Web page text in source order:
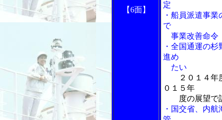
【6面】
定
・船員派遣事
で
事業改善命令
・全国通運の
進め
たい
２０１４
０１５年
度の展望で記
・国交省、内